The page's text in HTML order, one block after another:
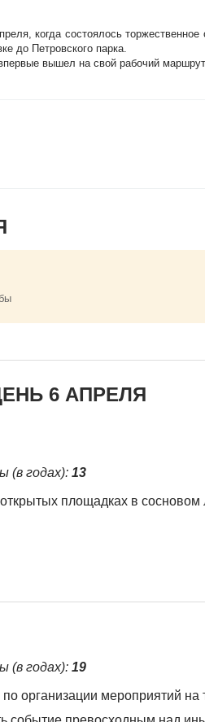
когда состоялось
до Петровского парка.
вышел на свой рабочий
6 АПРЕЛЯ
(в годах): 13
площадках в
(в годах): 19
организации мероприятий